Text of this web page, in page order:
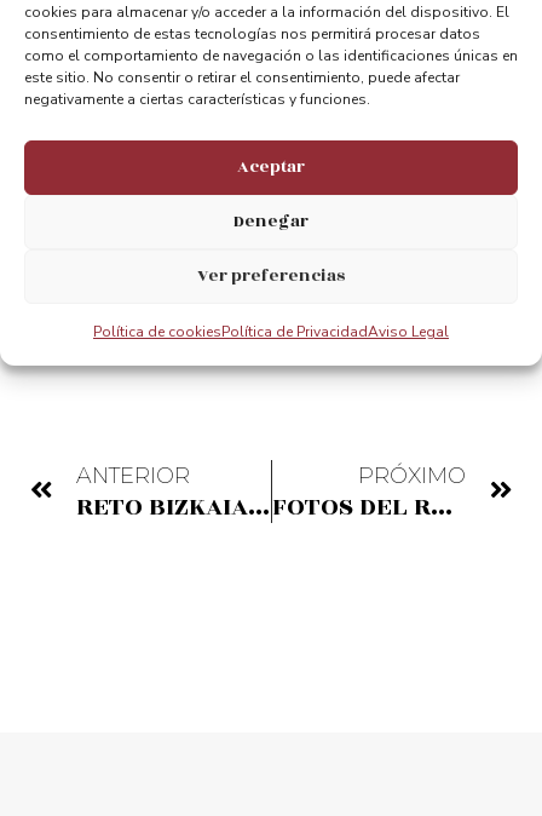
cookies para almacenar y/o acceder a la información del dispositivo. El
consentimiento de estas tecnologías nos permitirá procesar datos
como el comportamiento de navegación o las identificaciones únicas en
este sitio. No consentir o retirar el consentimiento, puede afectar
negativamente a ciertas características y funciones.
Aceptar
Denegar
Ver preferencias
Política de cookiesPolítica de PrivacidadAviso Legal
ANTERIOR
RETO BIZKAIA IGOR ANTON: “ Bizkaia ERRONKA “
PRÓXIMO
FOTOS DEL RETO BIZKAIA IGOR ANTON